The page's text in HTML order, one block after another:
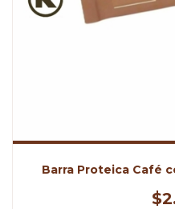
Barra Proteica Café